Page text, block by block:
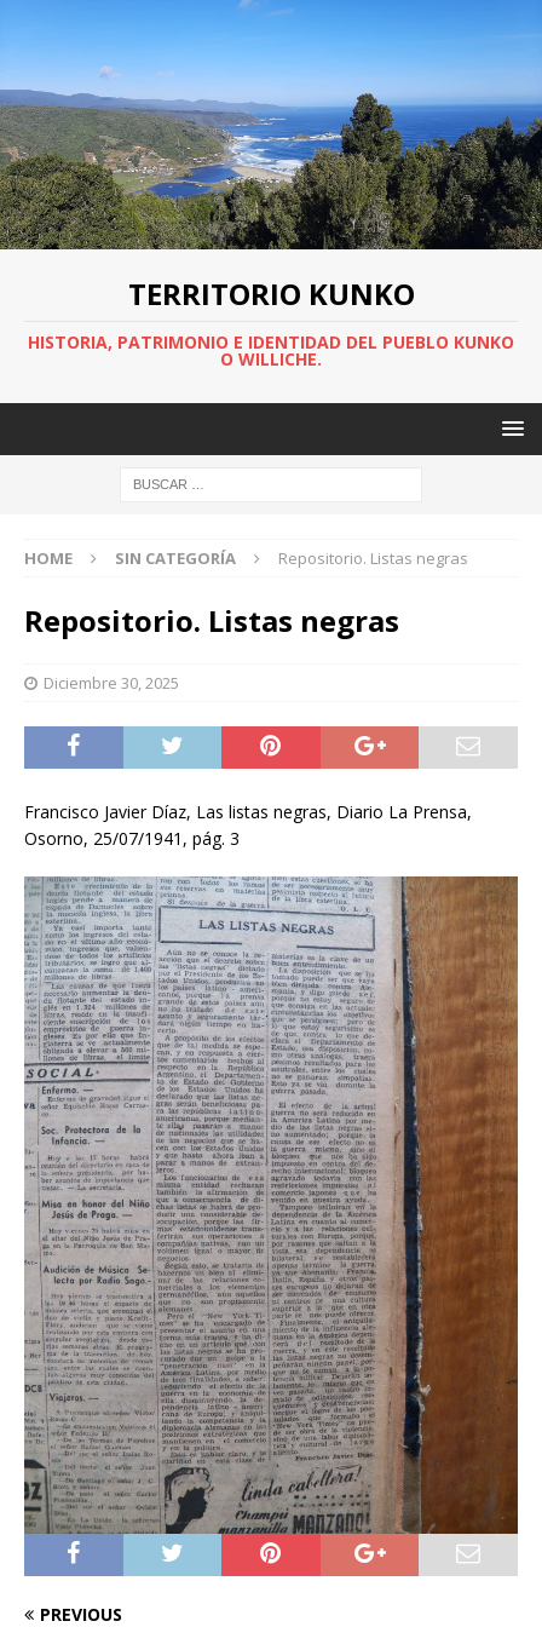
TERRITORIO KUNKO
HISTORIA, PATRIMONIO E IDENTIDAD DEL PUEBLO KUNKO
O WILLICHE.
HOME SIN CATEGORÍA Repositorio. Listas negras
Repositorio. Listas negras
Diciembre 30, 2025
Francisco Javier Díaz, Las listas negras, Diario La Prensa,
Osorno, 25/07/1941, pág. 3
PREVIOUS